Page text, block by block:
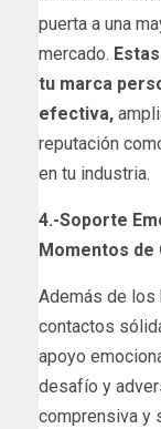
puerta a una
mercado.
tu marca
efectiva,
reputación
en tu industria.
4.-Soporte
Momentos de
Además de los
contactos
apoyo
desafío y
comprensiva y